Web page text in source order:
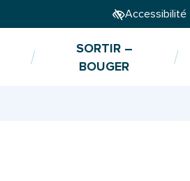
Accessibilité
SORTIR –
BOUGER